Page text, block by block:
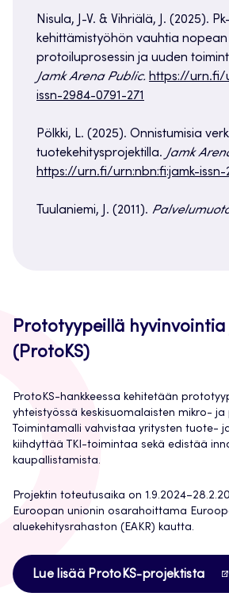
Nisula, J-V. & Vihriälä, J. (2025).
kehittämistyöhön vauhtia nopean
protoiluprosessin ja uuden
Jamk Arena Public. https://urn.fi/
issn-2984-0791-271
Pölkki, L. (2025). Onnistumisia
tuotekehitysprojektilla. Jamk
https://urn.fi/urn:nbn:fi:jamk-issn-
Tuulaniemi, J. (2011).
Prototyypeillä hyvinvointia
(ProtoKS)
ProtoKS-hankkeessa kehitetään
yhteistyössä keskisuomalaisten mikro- ja
Toimintamalli vahvistaa yritysten tuote-
kiihdyttää TKI-toimintaa sekä edistää
kaupallistamista.
Projektin toteutusaika on
Euroopan unionin osarahoittama
aluekehitysrahaston (EAKR) kautta.
Lue lisää ProtoKS-projektista